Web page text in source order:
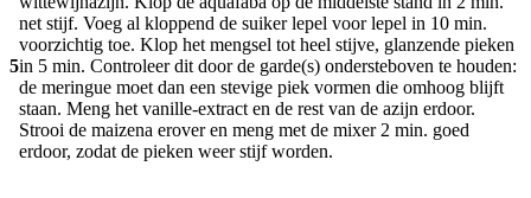
5
net stijf. Voeg al kloppend de suiker lepel voor lepel in 10 min.
voorzichtig toe. Klop het mengsel tot heel stijve, glanzende pieken
in 5 min. Controleer dit door de garde(s) ondersteboven te houden:
de meringue moet dan een stevige piek vormen die omhoog blijft
staan. Meng het vanille-extract en de rest van de azijn erdoor.
Strooi de maizena erover en meng met de mixer 2 min. goed
erdoor, zodat de pieken weer stijf worden.